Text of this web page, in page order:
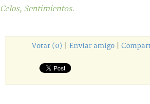
Celos, Sentimientos.
Votar (0) Enviar amigo